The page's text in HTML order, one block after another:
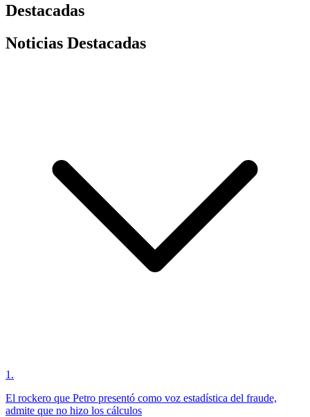
Destacadas
Noticias Destacadas
1 .
El rockero que Petro presentó como voz estadística del fraude,
admite que no hizo los cálculos